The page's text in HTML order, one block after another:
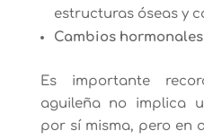
estructuras óseas y
Cambios hormonales
Es importante
aguileña no implica
por sí misma, pero en